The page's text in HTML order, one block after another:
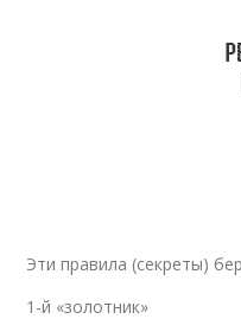
Эти правила (секреты)
1-й «золотник»